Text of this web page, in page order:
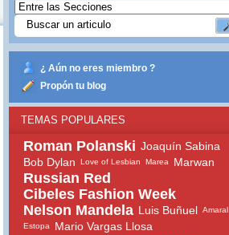
¿ Aún no eres miembro ?
Propón tu blog
TEMAS POPULARES
Roman Polanski Joaquín Sabina
Bob Dylan
Love of Lesbian Marea Marwan
Russian Red
Cibeles Fashion Week
Nelson Mandela Luis Buñuel Amaral
Estopa
Mario Vargas Llosa